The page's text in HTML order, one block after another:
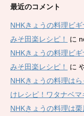
最近のコメント
NHKきょうの料理ビ
みそ田楽レシピ！
に
NHKきょうの料理ビ
みそ田楽レシピ！
に
NHKきょうの料理は
けレシピ！ワタナベマ
NHKきょうの料理は